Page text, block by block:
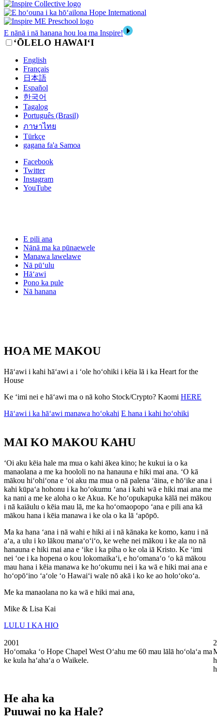
E nānā i nā hanana hou loa ma Inspire!
‘ŌLELO HAWAI‘I
English
Français
日本語
Español
한국어
Tagalog
Português (Brasil)
ภาษาไทย
Türkçe
gagana fa'a Samoa
Facebook
Twitter
Instagram
YouTube
E pili ana
Nānā ma ka pūnaewele
Manawa lawelawe
Nā pūʻulu
Hāʻawi
Pono ka pule
Nā hanana
HOA ME MAKOU
Hāʻawi i kahi hāʻawi a i ʻole hoʻohiki i kēia lā i ka Heart for the
House
Ke ʻimi nei e hāʻawi ma o nā koho Stock/Crypto? Kaomi HERE
Hāʻawi i ka hāʻawi manawa hoʻokahi E hana i kahi hoʻohiki
MAI KO MAKOU KAHU
ʻOi aku kēia hale ma mua o kahi ākea kino; he kukui ia o ka
manaolana a me ka hoololi no na hanauna e hiki mai ana. ʻO kā
mākou hiʻohiʻona e ʻoi aku ma mua o nā palena ʻāina, e hōʻike ana i
kahi kūpaʻa hohonu i ka hoʻokumu ʻana i kahi wā e hiki mai ana me
ka nani a me ke aloha o ke Akua. Ke hoʻopukapuka kālā nei mākou
i nā kaiāulu o kēia mau lā, me ka hoʻomaopopo ʻana e pili ana kā
mākou hana i kēia manawa i ke ola o ka lā ʻapōpō.
Ma ka hana ʻana i nā wahi e hiki ai i nā kānaka ke komo, kanu i nā
aʻa, a ulu i ko lākou manaʻoʻiʻo, ke wehe nei mākou i ke ala no nā
hanauna e hiki mai ana e ʻike i ka piha o ke ola iā Kristo. Ke ʻimi
nei ʻoe i ka hopena o kou lokomaikaʻi, e hoʻomanaʻo ʻo kā mākou
mau hana i kēia manawa ke hoʻokumu nei i ka wā e hiki mai ana e
hoʻopōʻino ʻaʻole ʻo Hawaiʻi wale nō akā i ko ke ao holoʻokoʻa.
Me ka manaolana no ka wā e hiki mai ana,
Mike & Lisa Kai
LULU I KA HIO
2001
Hoʻomaka ʻo Hope Chapel West Oʻahu me 60 mau lālā hoʻolaʻa ma
ke kula haʻahaʻa o Waikele.
He aha ka
Puuwai no ka Hale?